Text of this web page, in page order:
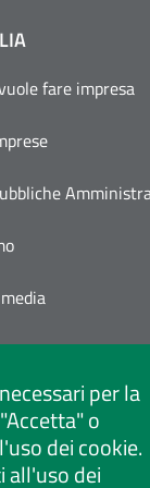
per la
o
dei cookie.
all'uso dei
fare impresa